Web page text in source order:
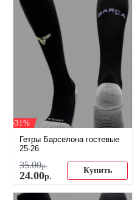
-31%
Гетры Барселона гостевые
25-26
35.00р.
24.00р.
Купить